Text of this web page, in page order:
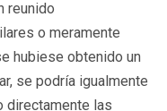
reunido
o meramente
hubiese obtenido un
se podría igualmente
directamente las